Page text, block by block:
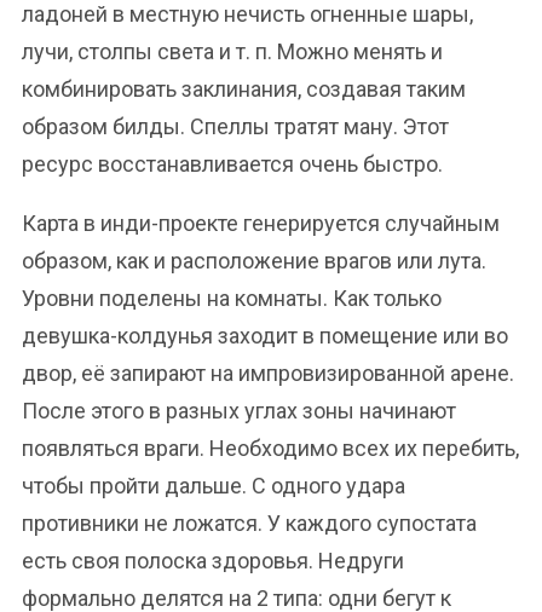
ладоней в местную нечисть огненные шары,
лучи, столпы света и т. п. Можно менять и
комбинировать заклинания, создавая таким
образом билды. Спеллы тратят ману. Этот
ресурс восстанавливается очень быстро.
Карта в инди-проекте генерируется случайным
образом, как и расположение врагов или лута.
Уровни поделены на комнаты. Как только
девушка-колдунья заходит в помещение или во
двор, её запирают на импровизированной арене.
После этого в разных углах зоны начинают
появляться враги. Необходимо всех их перебить,
чтобы пройти дальше. С одного удара
противники не ложатся. У каждого супостата
есть своя полоска здоровья. Недруги
формально делятся на 2 типа: одни бегут к